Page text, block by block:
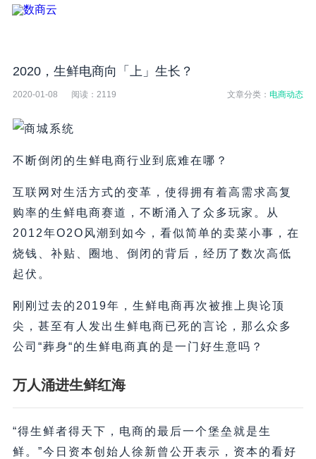
2020，生鲜电商向「上」生长？
2020-01-08 阅读： 2119 文章分类：电商动态
不断倒闭的生鲜电商行业到底难在哪？
互联网对生活方式的变革，使得拥有着高需求高复
购率的生鲜电商赛道，不断涌入了众多玩家。从
2012年O2O风潮到如今，看似简单的卖菜小事，在
烧钱、补贴、圈地、倒闭的背后，经历了数次高低
起伏。
刚刚过去的2019年，生鲜电商再次被推上舆论顶
尖，甚至有人发出生鲜电商已死的言论，那么众多
公司“葬身“的生鲜电商真的是一门好生意吗？
万人涌进生鲜红海
“得生鲜者得天下，电商的最后一个堡垒就是生
鲜。”今日资本创始人徐新曾公开表示，资本的看好